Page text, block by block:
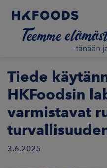
ETUSIVU
MEISTÄ
Tiede
HKFoodsin
varmistavat
3.6.2025